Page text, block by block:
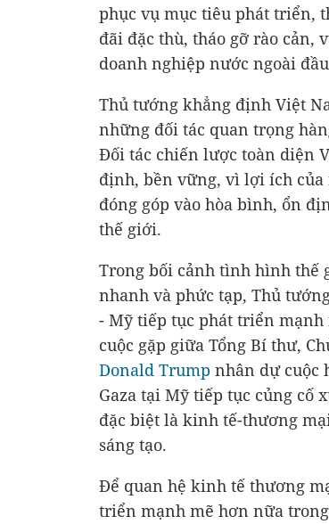
phục vụ mục tiêu phát triển,
đãi đặc thù, tháo gỡ rào cản,
doanh nghiệp nước ngoài
Thủ tướng khẳng định Việt
những đối tác quan trọng
Đối tác chiến lược toàn diện
định, bền vững, vì lợi ích
đóng góp vào hòa bình, ổn
thế giới.
Trong bối cảnh tình hình thế
nhanh và phức tạp, Thủ
- Mỹ tiếp tục phát triển mạnh
cuộc gặp giữa Tổng Bí thư,
Donald Trump nhân dự cuộc
Gaza tại Mỹ tiếp tục củng cố
đặc biệt là kinh tế-thương
sáng tạo.
Để quan hệ kinh tế thương
triển mạnh mẽ hơn nữa